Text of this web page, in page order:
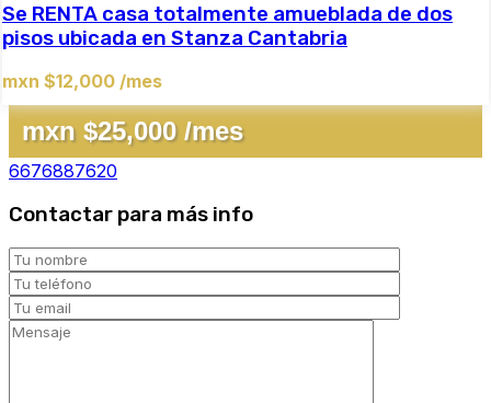
Se RENTA casa totalmente amueblada de dos
pisos ubicada en Stanza Cantabria
mxn $12,000 /mes
mxn $25,000 /mes
6676887620
Contactar para más info